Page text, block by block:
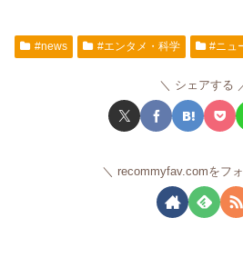
#news #エンタメ・科学 #ニュ
シェアする
recommyfav.comをフ